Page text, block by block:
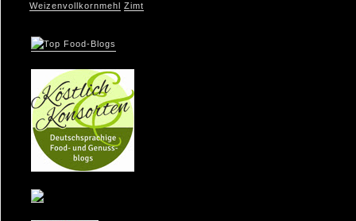
Weizenvollkornmehl Zimt